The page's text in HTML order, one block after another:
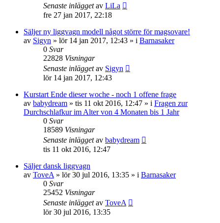
Senaste inläggetav LiLa
fre 27 jan 2017, 22:18
Säljer ny liggvagn modell något större för magsovare!
av Sigyn » lör 14 jan 2017, 12:43 » i Barnasaker
0 Svar
22828 Visningar
Senaste inläggetav Sigyn
lör 14 jan 2017, 12:43
Kurstart Ende dieser woche - noch 1 offene frage
av babydream » tis 11 okt 2016, 12:47 » i Fragen zur
Durchschlafkur im Alter von 4 Monaten bis 1 Jahr
0 Svar
18589 Visningar
Senaste inläggetav babydream
tis 11 okt 2016, 12:47
Säljer dansk liggvagn
av ToveA » lör 30 jul 2016, 13:35 » i Barnasaker
0 Svar
25452 Visningar
Senaste inläggetav ToveA
lör 30 jul 2016, 13:35